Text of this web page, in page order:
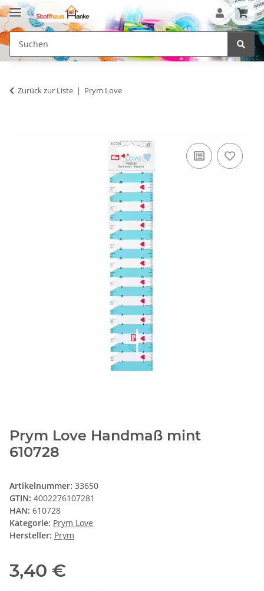
Zurück zur Liste Prym Love
Prym Love Handmaß mint
610728
Artikelnummer: 33650
GTIN: 4002276107281
HAN: 610728
Kategorie: Prym Love
Hersteller: Prym
3,40 €